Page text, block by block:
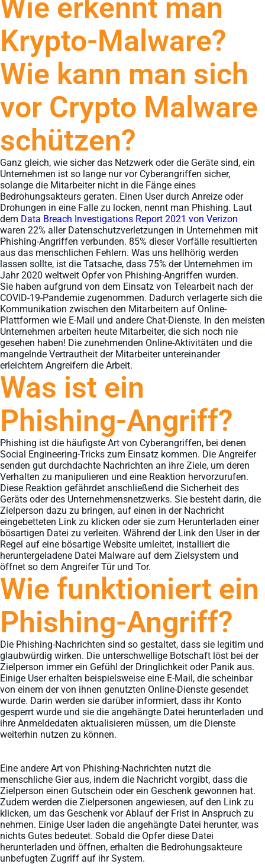
Wie erkennt man
Krypto-Malware?
Wie kann man sich
vor Crypto Malware
schützen?
Ganz gleich, wie sicher das Netzwerk oder die Geräte sind, ein
Unternehmen ist so lange nur vor Cyberangriffen sicher,
solange die Mitarbeiter nicht in die Fänge eines
Bedrohungsakteurs geraten. Einen User durch Anreize oder
Drohungen in eine Falle zu locken, nennt man Phishing. Laut
dem Data Breach Investigations Report 2021 von Verizon
waren 22% aller Datenschutzverletzungen in Unternehmen mit
Phishing-Angriffen verbunden. 85% dieser Vorfälle resultierten
aus das menschlichen Fehlern. Was uns hellhörig werden
lassen sollte, ist die Tatsache, dass 75% der Unternehmen im
Jahr 2020 weltweit Opfer von Phishing-Angriffen wurden.
Sie haben aufgrund von dem Einsatz von Telearbeit nach der
COVID-19-Pandemie zugenommen. Dadurch verlagerte sich die
Kommunikation zwischen den Mitarbeitern auf Online-
Plattformen wie E-Mail und andere Chat-Dienste. In den meisten
Unternehmen arbeiten heute Mitarbeiter, die sich noch nie
gesehen haben! Die zunehmenden Online-Aktivitäten und die
mangelnde Vertrautheit der Mitarbeiter untereinander
erleichtern Angreifern die Arbeit.
Was ist ein
Phishing-Angriff?
Phishing ist die häufigste Art von Cyberangriffen, bei denen
Social Engineering-Tricks zum Einsatz kommen. Die Angreifer
senden gut durchdachte Nachrichten an ihre Ziele, um deren
Verhalten zu manipulieren und eine Reaktion hervorzurufen.
Diese Reaktion gefährdet anschließend die Sicherheit des
Geräts oder des Unternehmensnetzwerks. Sie besteht darin, die
Zielperson dazu zu bringen, auf einen in der Nachricht
eingebetteten Link zu klicken oder sie zum Herunterladen einer
bösartigen Datei zu verleiten. Während der Link den User in der
Regel auf eine bösartige Website umleitet, installiert die
heruntergeladene Datei Malware auf dem Zielsystem und
öffnet so dem Angreifer Tür und Tor.
Wie funktioniert ein
Phishing-Angriff?
Die Phishing-Nachrichten sind so gestaltet, dass sie legitim und
glaubwürdig wirken. Die unterschwellige Botschaft löst bei der
Zielperson immer ein Gefühl der Dringlichkeit oder Panik aus.
Einige User erhalten beispielsweise eine E-Mail, die scheinbar
von einem der von ihnen genutzten Online-Dienste gesendet
wurde. Darin werden sie darüber informiert, dass ihr Konto
gesperrt wurde und sie die angehängte Datei herunterladen und
ihre Anmeldedaten aktualisieren müssen, um die Dienste
weiterhin nutzen zu können.
Eine andere Art von Phishing-Nachrichten nutzt die
menschliche Gier aus, indem die Nachricht vorgibt, dass die
Zielperson einen Gutschein oder ein Geschenk gewonnen hat.
Zudem werden die Zielpersonen angewiesen, auf den Link zu
klicken, um das Geschenk vor Ablauf der Frist in Anspruch zu
nehmen. Einige User laden die angehängte Datei herunter, was
nichts Gutes bedeutet. Sobald die Opfer diese Datei
herunterladen und öffnen, erhalten die Bedrohungsakteure
unbefugten Zugriff auf ihr System.